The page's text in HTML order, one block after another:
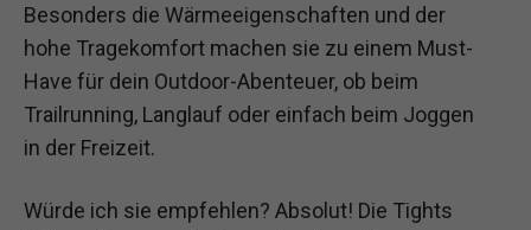
Besonders die Wärmeeigenschaften und der
hohe Tragekomfort machen sie zu einem Must-
Have für dein Outdoor-Abenteuer, ob beim
Trailrunning, Langlauf oder einfach beim Joggen
in der Freizeit.
Würde ich sie empfehlen? Absolut! Die Tights